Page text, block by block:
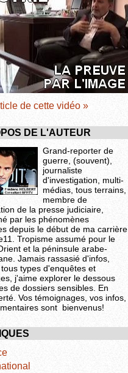
de cette vidéo »
DE L'AUTEUR
Grand-reporter de
guerre, (souvent),
journaliste
d'investigation, multi-
médias, tous terrains,
membre de
de la presse judiciaire,
par les phénomènes
depuis le début de ma carrière
Tropisme assumé pour le
et la péninsule arabe-
Jamais rassasié d'infos,
types d'enquêtes et
j'aime explorer le dessous
de dossiers sensibles. En
Vos témoignages, vos infos,
sont bienvenus!